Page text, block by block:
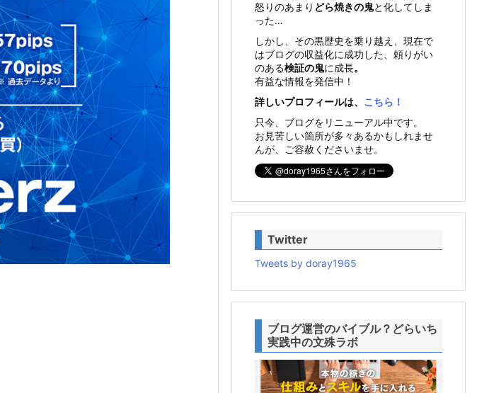
怒りのあまり どら焼きの鬼と化してしま
った…
しかし、その黒歴史を乗り越え、現在で
はブログの収益化に成功した、頼りがい
のある検証の鬼に成長。
有益な情報を発信中！
詳しいプロフィールは、 こちら！
只今、ブログをリニューアル中です。
お見苦しい箇所が多々あるかもしれませ
んが、ご容赦くださいませ。
Twitter
Tweets by doray1965
ブログ運営のバイブル？どらいち
実践中の文殊ラボ